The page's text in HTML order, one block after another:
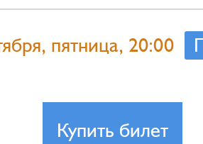
пятница, 20:00
Купить билет